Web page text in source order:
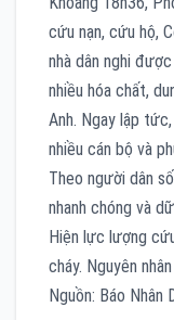
cứu nạn, cứu hộ,
nhà dân nghi
nhiều hóa chất,
Anh. Ngay lập
nhiều cán bộ và
Theo người dân
nhanh chóng và
Hiện lực lượng
cháy. Nguyên
Nguồn: Báo Nhân